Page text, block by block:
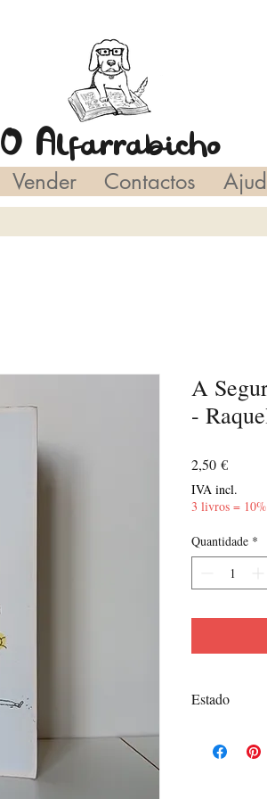
O Alfarrabicho
Vender Contactos
A
-
2,50 €Preço
IVA incl.
3 livros =
Quantidade *
Estado